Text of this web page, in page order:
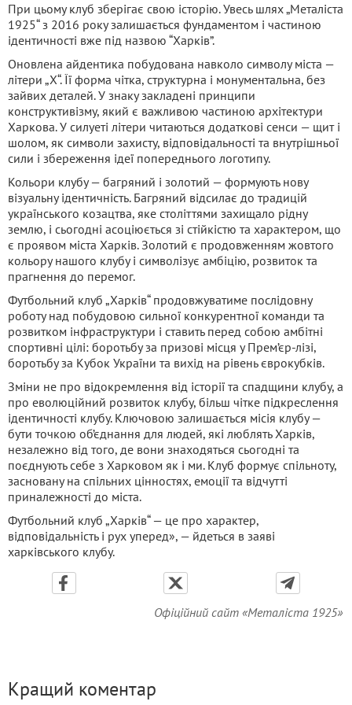
При цьому клуб зберігає свою історію. Увесь шлях „Металіста
1925“ з 2016 року залишається фундаментом і частиною
ідентичності вже під назвою “Харків”.
Оновлена айдентика побудована навколо символу міста —
літери „Х“. Її форма чітка, структурна і монументальна, без
зайвих деталей. У знаку закладені принципи
конструктивізму, який є важливою частиною архітектури
Харкова. У силуеті літери читаються додаткові сенси — щит і
шолом, як символи захисту, відповідальності та внутрішньої
сили і збереження ідеї попереднього логотипу.
Кольори клубу — багряний і золотий — формують нову
візуальну ідентичність. Багряний відсилає до традицій
українського козацтва, яке століттями захищало рідну
землю, і сьогодні асоціюється зі стійкістю та характером, що
є проявом міста Харків. Золотий є продовженням жовтого
кольору нашого клубу і символізує амбіцію, розвиток та
прагнення до перемог.
Футбольний клуб „Харків“ продовжуватиме послідовну
роботу над побудовою сильної конкурентної команди та
розвитком інфраструктури і ставить перед собою амбітні
спортивні цілі: боротьбу за призові місця у Прем’єр-лізі,
боротьбу за Кубок України та вихід на рівень єврокубків.
Зміни не про відокремлення від історії та спадщини клубу, а
про еволюційний розвиток клубу, більш чітке підкреслення
ідентичності клубу. Ключовою залишається місія клубу —
бути точкою об’єднання для людей, які люблять Харків,
незалежно від того, де вони знаходяться сьогодні та
поєднують себе з Харковом як і ми. Клуб формує спільноту,
засновану на спільних цінностях, емоції та відчутті
приналежності до міста.
Футбольний клуб „Харків“ — це про характер,
відповідальність і рух уперед», — йдеться в заяві
харківського клубу.
Офіційний сайт «Металіста 1925»
Кращий коментар